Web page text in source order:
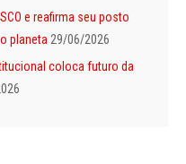
e reafirma seu posto
planeta 29/06/2026
coloca futuro da